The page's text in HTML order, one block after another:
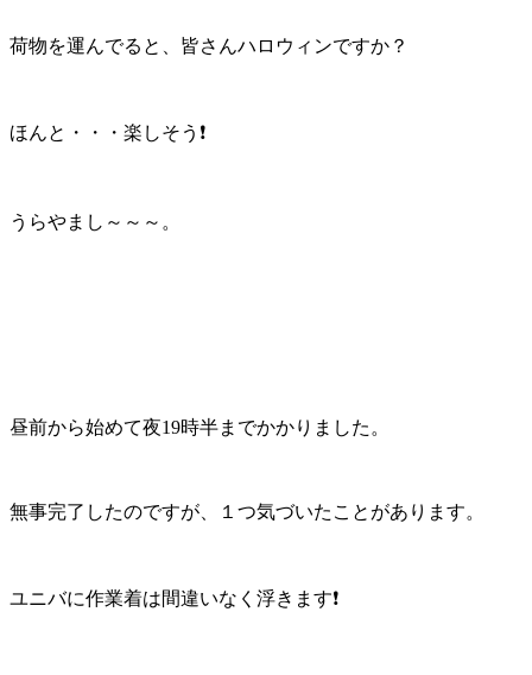
荷物を運んでると、皆さんハロウィンですか？
ほんと・・・楽しそう❗
うらやまし～～～。
昼前から始めて夜19時半までかかりました。
無事完了したのですが、１つ気づいたことがあります。
ユニバに作業着は間違いなく浮きます❗